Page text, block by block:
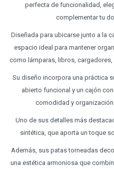
perfecta de funcionalidad,
complementar tu
Diseñada para ubicarse junto a la
espacio ideal para mantener
como lámparas, libros,
Su diseño incorpora una práctica
abierto funcional y un cajón
comodidad y
Uno de sus detalles más
sintética, que aporta un toque
Además, sus patas torneadas
una estética armoniosa que